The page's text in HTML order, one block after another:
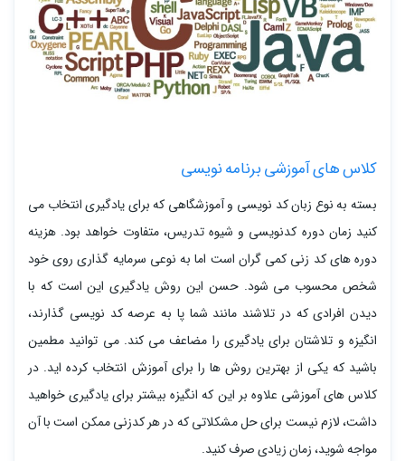
کلاس های آموزشی برنامه نویسی
بسته به نوع زبان کد نویسی و آموزشگاهی که برای یادگیری انتخاب می
کنید زمان دوره کدنویسی و شیوه تدریس، متفاوت خواهد بود. هزینه
دوره های کد زنی کمی گران است اما به نوعی سرمایه گذاری روی خود
شخص محسوب می شود. حسن این روش یادگیری این است که با
دیدن افرادی که در تلاشند مانند شما پا به عرصه کد نویسی گذارند،
انگیزه و تلاشتان برای یادگیری را مضاعف می کند. می توانید مطمین
باشید که یکی از بهترین روش ها را برای آموزش انتخاب کرده اید. در
کلاس های آموزشی علاوه بر این که انگیزه بیشتر برای یادگیری خواهید
داشت، لازم نیست برای حل مشکلاتی که در هر کدزنی ممکن است با آن
مواجه شوید، زمان زیادی صرف کنید.